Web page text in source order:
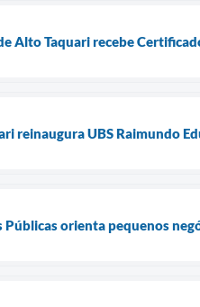
Alto Taquari recebe
reinaugura UBS Raimundo
Públicas orienta pequenos